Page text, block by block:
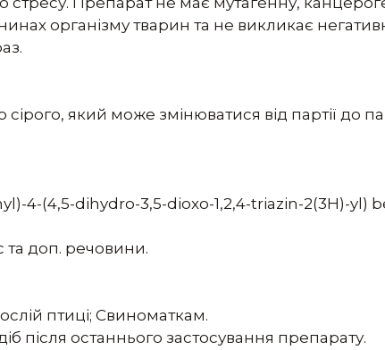
організму тварин та не викликає
який може змінюватися від партії до
4-(4,5-dihydro-3,5-dioxo-1,2,4-triazin-2(3H)-yl)
доп. речовини.
птиці; Свиноматкам.
після останнього застосування препарату.